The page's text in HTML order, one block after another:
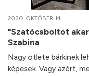
2020. OKTÓBER 14.
"Szatócsboltot
Szabina
Nagy ötlete bárkinek
képesek. Vagy azért,